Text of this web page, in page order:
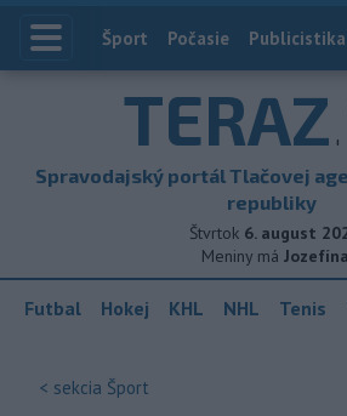
Index
Šport Počasie Publicistika
TERAZ
Spravodajský portál Tlačovej
republiky
Štvrtok 6. august
Meniny má Jozefína
Futbal Hokej KHL NHL Tenis
< sekcia Šport